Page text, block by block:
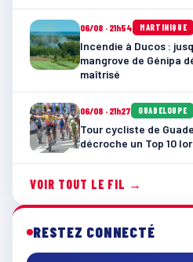
06/08 · 21h54 MARTINIQUE
Incendie à Ducos :
mangrove de Génipa
maîtrisé
06/08 · 21h27 GUADELOUPE
Tour cycliste de
décroche un Top 10
VOIR TOUT LE FIL →
RESTEZ CONNECTÉ